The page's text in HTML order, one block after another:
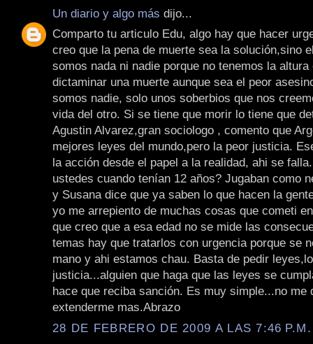
Un diario y algo más dijo...
Comparto tu articulo Edu, algo hay que hacer
creo que la pena de muerte sea la solución,sino
somos nada ni nadie porque no tenemos la altura
dictaminar una muerte aunque sea el peor
somos nadie, solo unos soberbios que nos
vida del otro. Si se tiene que morir lo tiene que
Agustin Alvarez,gran sociologo , comento que
mejores leyes del mundo,pero la peor justicia.
la acción desde el papel a la realidad, ahi se
ustedes cuando tenían 12 años? Jugaban como
y Susana dice que ya saben lo que hacen la
yo me arrepiento de muchas cosas que cometi
que creo que a esa edad no se mide las
temas hay que tratarlos con urgencia porque se
mano y ahi estamos chau. Basta de pedir
justicia...alguien que haga que las leyes se
hace que reciba sanción. Es muy simple...no me
extenderme mas.Abrazo
28 DE FEBRERO DE 2009 A LAS 7:46 P.M.